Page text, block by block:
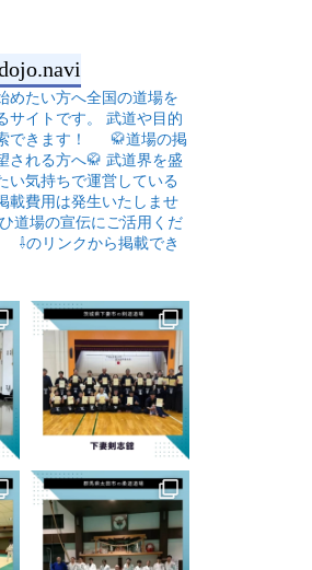
めたい方へ全国の道場を
サイトです。
武道や目的
できます！
🥋道場の掲
される方へ🥋 武道界を盛
い気持ちで運営している
載費用は発生いたしませ
道場の宣伝にご活用くだ
⇩のリンクから掲載でき